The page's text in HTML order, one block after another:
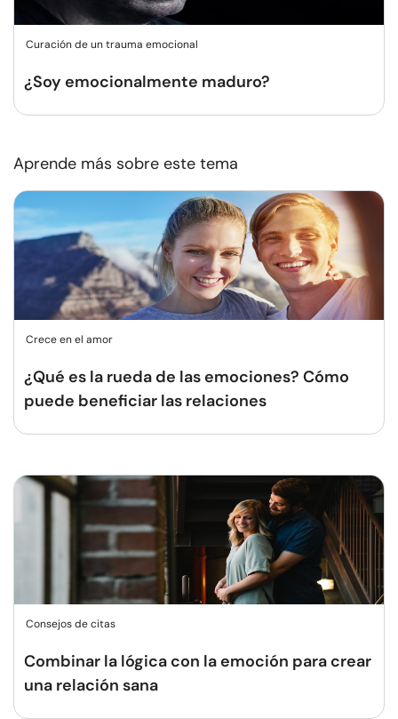
Curación de un trauma emocional
¿Soy emocionalmente maduro?
Aprende más sobre este tema
Crece en el amor
¿Qué es la rueda de las emociones? Cómo
puede beneficiar las relaciones
Consejos de citas
Combinar la lógica con la emoción para crear
una relación sana